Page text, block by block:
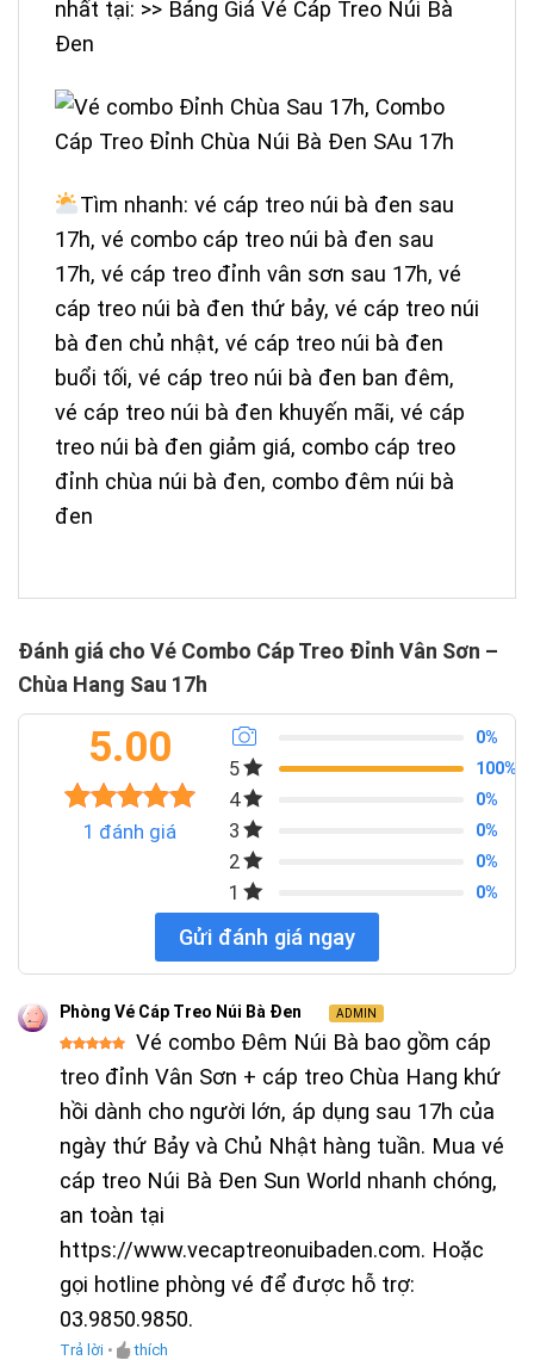
nhất tại: >> Bảng Giá Vé Cáp Treo Núi Bà
Đen
Tìm nhanh: vé cáp treo núi bà đen sau
17h, vé combo cáp treo núi bà đen sau
17h, vé cáp treo đỉnh vân sơn sau 17h, vé
cáp treo núi bà đen thứ bảy, vé cáp treo núi
bà đen chủ nhật, vé cáp treo núi bà đen
buổi tối, vé cáp treo núi bà đen ban đêm,
vé cáp treo núi bà đen khuyến mãi, vé cáp
treo núi bà đen giảm giá, combo cáp treo
đỉnh chùa núi bà đen, combo đêm núi bà
đen
Đánh giá cho Vé Combo Cáp Treo Đỉnh Vân Sơn –
Chùa Hang Sau 17h
5.00
5.00trên 5
1 đánh giá
0%
5 100%
4 0%
3 0%
2 0%
1 0%
Gửi đánh giá ngay
Phòng Vé Cáp Treo Núi Bà Đen ADMIN
giá5sao
Vé combo Đêm Núi Bà bao gồm cáp
treo đỉnh Vân Sơn + cáp treo Chùa Hang khứ
hồi dành cho người lớn, áp dụng sau 17h của
ngày thứ Bảy và Chủ Nhật hàng tuần. Mua vé
cáp treo Núi Bà Đen Sun World nhanh chóng,
an toàn tại
https://www.vecaptreonuibaden.com. Hoặc
gọi hotline phòng vé để được hỗ trợ:
03.9850.9850.
Trả lời • thích